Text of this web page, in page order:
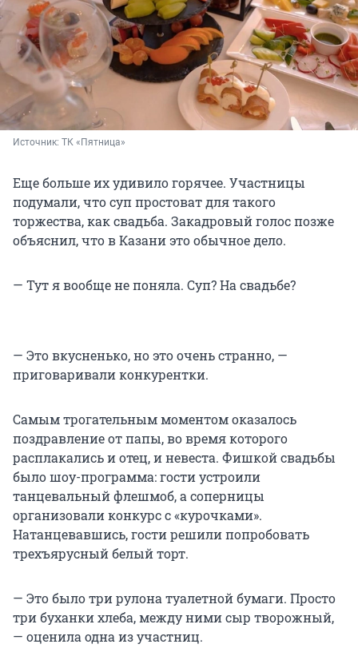
Источник: ТК «Пятница»
Еще больше их удивило горячее. Участницы
подумали, что суп простоват для такого
торжества, как свадьба. Закадровый голос позже
объяснил, что в Казани это обычное дело.
— Тут я вообще не поняла. Суп? На свадьбе?
— Это вкусненько, но это очень странно, —
приговаривали конкурентки.
Самым трогательным моментом оказалось
поздравление от папы, во время которого
расплакались и отец, и невеста. Фишкой свадьбы
было шоу-программа: гости устроили
танцевальный флешмоб, а соперницы
организовали конкурс с «курочками».
Натанцевавшись, гости решили попробовать
трехъярусный белый торт.
— Это было три рулона туалетной бумаги. Просто
три буханки хлеба, между ними сыр творожный,
— оценила одна из участниц.